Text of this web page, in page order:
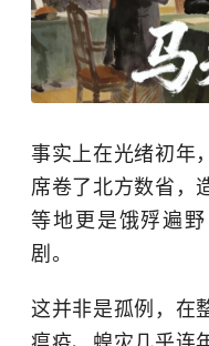
事实上在光绪初年
席卷了北方数省，
等地更是饿殍遍
剧。
这并非是孤例，在